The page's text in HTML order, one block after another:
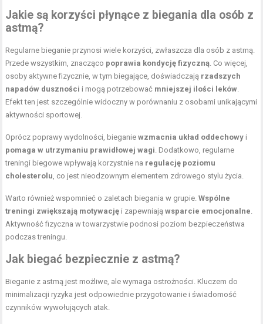
Jakie są korzyści płynące z biegania dla osób z
astmą?
Regularne bieganie przynosi wiele korzyści, zwłaszcza dla osób z astmą.
Przede wszystkim, znacząco poprawia kondycję fizyczną . Co więcej,
osoby aktywne fizycznie, w tym biegające, doświadczają rzadszych
napadów duszności i mogą potrzebować mniejszej ilości leków
Efekt ten jest szczególnie widoczny w porównaniu z osobami unikającymi
aktywności sportowej.
Oprócz poprawy wydolności, bieganiewzmacnia układ oddechowy i
pomaga w utrzymaniu prawidłowej wagi . Dodatkowo, regularne
treningi biegowe wpływają korzystnie na regulację poziomu
cholesterolu , co jest nieodzownym elementem zdrowego stylu życia.
Warto również wspomnieć o zaletach biegania w grupie.Wspólne
treningi zwiększają motywację i zapewniająwsparcie emocjonalne
Aktywność fizyczna w towarzystwie podnosi poziom bezpieczeństwa
podczas treningu.
Jak biegać bezpiecznie z astmą?
Bieganie z astmą jest możliwe, ale wymaga ostrożności. Kluczem do
minimalizacji ryzyka jest odpowiednie przygotowanie i świadomość
czynników wywołujących atak.